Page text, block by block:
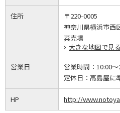
住所
〒220-0005
神奈川県横浜市西
菜売場
大きな地図で見る
営業日 営業時間： 10:00
定休日： 高島屋に
HP http://